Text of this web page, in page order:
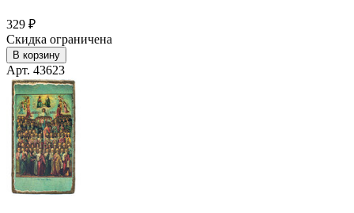
329 ₽
Скидка ограничена
В корзину
Арт. 43623